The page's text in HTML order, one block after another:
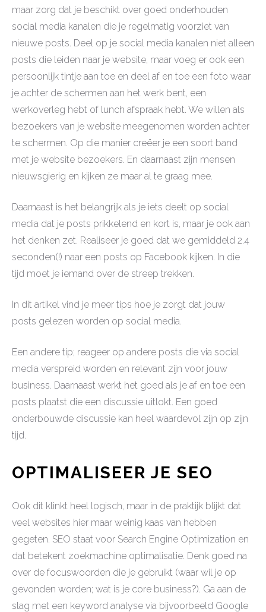
maar zorg dat je beschikt over goed onderhouden
social media kanalen die je regelmatig voorziet van
nieuwe posts. Deel op je social media kanalen niet alleen
posts die leiden naar je website, maar voeg er ook een
persoonlijk tintje aan toe en deel af en toe een foto waar
je achter de schermen aan het werk bent, een
werkoverleg hebt of lunch afspraak hebt. We willen als
bezoekers van je website meegenomen worden achter
te schermen. Op die manier creëer je een soort band
met je website bezoekers. En daarnaast zijn mensen
nieuwsgierig en kijken ze maar al te graag mee.
Daarnaast is het belangrijk als je iets deelt op social
media dat je posts prikkelend en kort is, maar je ook aan
het denken zet. Realiseer je goed dat we gemiddeld 2.4
seconden(!) naar een posts op Facebook kijken. In die
tijd moet je iemand over de streep trekken.
In dit artikel vind je meer tips hoe je zorgt dat jouw
posts gelezen worden op social media.
Een andere tip; reageer op andere posts die via social
media verspreid worden en relevant zijn voor jouw
business. Daarnaast werkt het goed als je af en toe een
posts plaatst die een discussie uitlokt. Een goed
onderbouwde discussie kan heel waardevol zijn op zijn
tijd.
OPTIMALISEER JE SEO
Ook dit klinkt heel logisch, maar in de praktijk blijkt dat
veel websites hier maar weinig kaas van hebben
gegeten. SEO staat voor Search Engine Optimization en
dat betekent zoekmachine optimalisatie. Denk goed na
over de focuswoorden die je gebruikt (waar wil je op
gevonden worden; wat is je core business?). Ga aan de
slag met een keyword analyse via bijvoorbeeld Google